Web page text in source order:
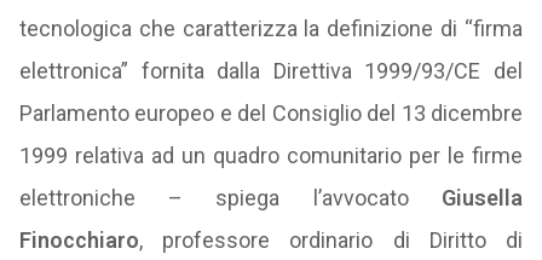
tecnologica che caratterizza la definizione di “firma
elettronica” fornita dalla Direttiva 1999/93/CE del
Parlamento europeo e del Consiglio del 13 dicembre
1999 relativa ad un quadro comunitario per le firme
elettroniche – spiega l’avvocato Giusella
Finocchiaro, professore ordinario di Diritto di